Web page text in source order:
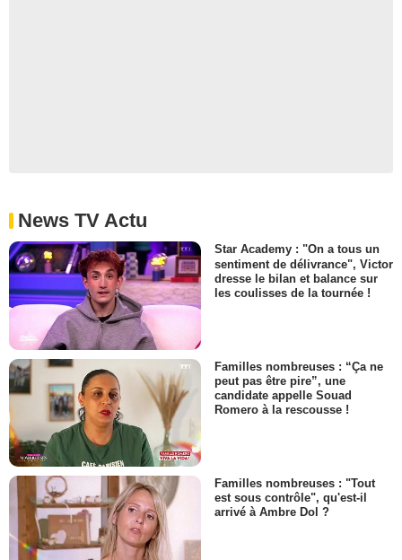
News TV Actu
Star Academy : "On a tous un
sentiment de délivrance", Victor
dresse le bilan et balance sur
les coulisses de la tournée !
Familles nombreuses : “Ça ne
peut pas être pire”, une
candidate appelle Souad
Romero à la rescousse !
Familles nombreuses : "Tout
est sous contrôle", qu'est-il
arrivé à Ambre Dol ?